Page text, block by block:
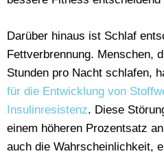
Darüber hinaus ist Schlaf
Fettverbrennung. Menschen,
Stunden pro Nacht schlafen,
für die Entwicklung von
Insulinresistenz. Diese
einem höheren Prozentsatz
auch die Wahrscheinlichkeit,